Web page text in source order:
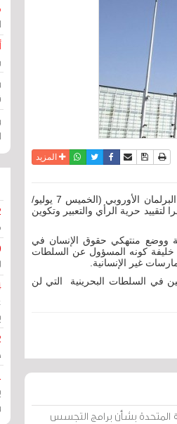
نسخة للطباعة
حفظ الموضوع
أرسل الى صديق
فيسبوكتويترواتسابالمزيد
مرآة البحرين: رحبت المنظمة البحرينية الألمانية لحقوق الإنسان والديمقراطية بإدانة البرلمان الأوروبي (الخميس 7 يوليو/
لتقييد حرية الرأي والتعبير وتكوين
ووضع منتهكي حقوق الإنسان في
خليفة كونه المسؤول عن السلطات
غير الإنسانية.
في السلطات البحرينية التي لن
المتحدة بشأن برامج التجسس